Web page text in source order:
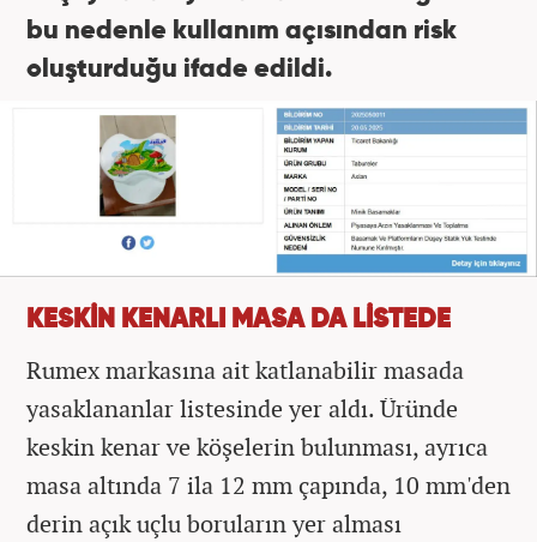
bu nedenle kullanım açısından risk
oluşturduğu ifade edildi.
KESKİN KENARLI MASA DA LİSTEDE
Rumex markasına ait katlanabilir masada
yasaklananlar listesinde yer aldı. Üründe
keskin kenar ve köşelerin bulunması, ayrıca
masa altında 7 ila 12 mm çapında, 10 mm'den
derin açık uçlu boruların yer alması